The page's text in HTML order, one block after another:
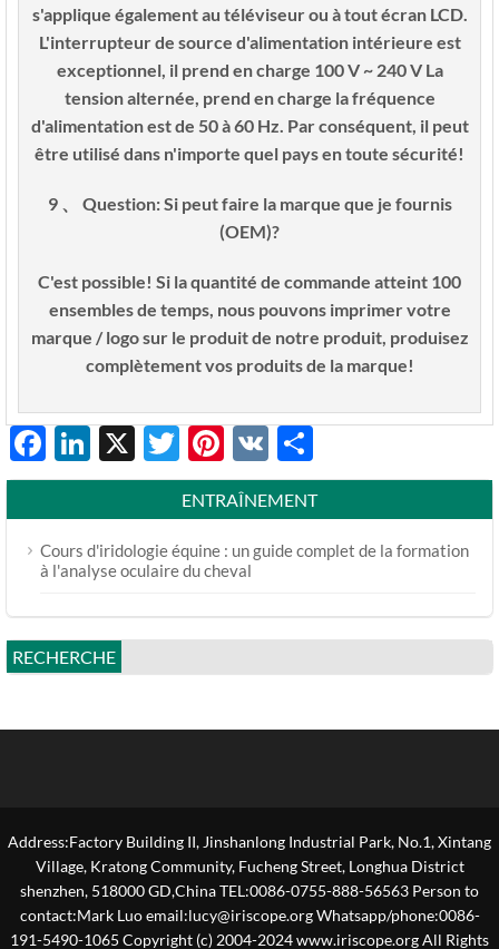
s'applique également au téléviseur ou à tout écran LCD.
L'interrupteur de source d'alimentation intérieure est
exceptionnel, il prend en charge 100 V ~ 240 V La
tension alternée, prend en charge la fréquence
d'alimentation est de 50 à 60 Hz. Par conséquent, il peut
être utilisé dans n'importe quel pays en toute sécurité!
9 、 Question: Si peut faire la marque que je fournis
(OEM)?
C'est possible! Si la quantité de commande atteint 100
ensembles de temps, nous pouvons imprimer votre
marque / logo sur le produit de notre produit, produisez
complètement vos produits de la marque!
Facebook
LinkedIn
X Twitter
Pinterest
VK
ENTRAÎNEMENT
Cours d'iridologie équine : un guide complet de la formation
à l'analyse oculaire du cheval
RECHERCHE
Address:Factory Building II, Jinshanlong Industrial Park, No.1, Xintang
Village, Kratong Community, Fucheng Street, Longhua District
shenzhen, 518000 GD,China TEL:0086-0755-888-56563 Person to
contact:Mark Luo email:lucy@iriscope.org Whatsapp/phone:0086-
191-5490-1065 Copyright (c) 2004-2024 www.iriscope.org All Rights